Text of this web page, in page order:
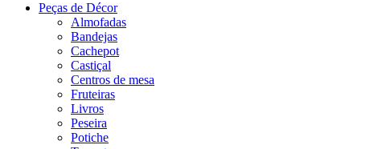
Peças de Décor
Almofadas
Bandejas
Cachepot
Castiçal
Centros de mesa
Fruteiras
Livros
Peseira
Potiche